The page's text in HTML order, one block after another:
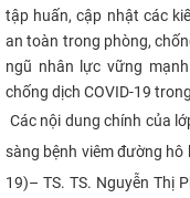
tập huấn, cập nhật các
an toàn trong phòng,
ngũ nhân lực vững mạnh
chống dịch COVID-19
Các nội dung chính của
sàng bệnh viêm đường hô
19)– TS. TS. Nguyễn Thị